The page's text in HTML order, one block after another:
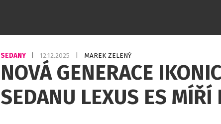
SEDANY 12.12.2025 MAREK ZELENÝ
NOVÁ GENERACE
SEDANU LEXUS ES MÍŘÍ